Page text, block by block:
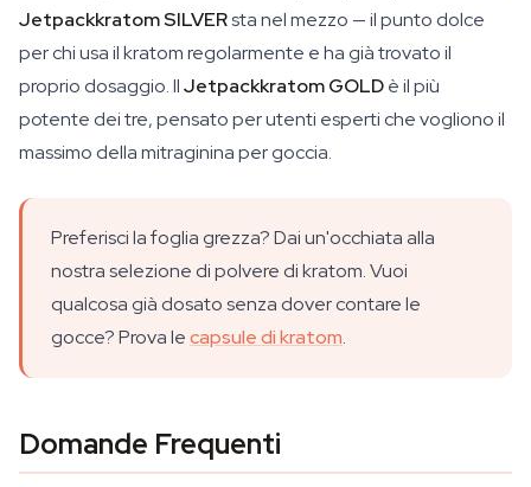
Jetpackkratom SILVERsta nel mezzo — il punto dolce
per chi usa il kratom regolarmente e ha già trovato il
proprio dosaggio. IlJetpackkratom GOLDè il più
potente dei tre, pensato per utenti esperti che vogliono il
massimo della mitraginina per goccia.
Preferisci la foglia grezza? Dai un'occhiata alla
nostra selezione di polvere di kratom. Vuoi
qualcosa già dosato senza dover contare le
gocce? Prova lecapsule di kratom.
Domande Frequenti